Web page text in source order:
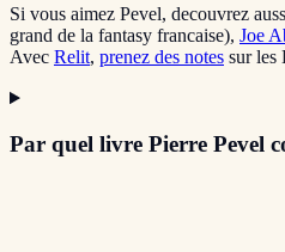
Si vous aimez Pevel, decouvrez
grand de la fantasy francaise), Joe
Avec Relit, prenez des notes sur les
Par quel livre Pierre Pevel